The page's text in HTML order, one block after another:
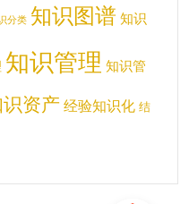
分类 知识图谱 知识
知识管理 知识管
识资产 经验知识化 结